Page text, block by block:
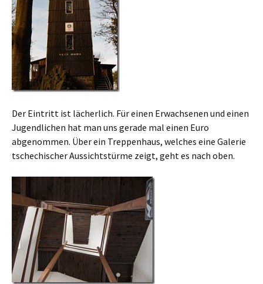
Der Eintritt ist lächerlich. Für einen Erwachsenen und einen
Jugendlichen hat man uns gerade mal einen Euro
abgenommen. Über ein Treppenhaus, welches eine Galerie
tschechischer Aussichtstürme zeigt, geht es nach oben.